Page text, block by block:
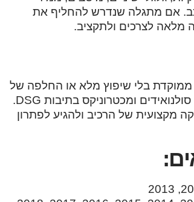
אם מתגלה שנדרש להחליף את
מלאה לצרכים ולתקציב.
ממוקדת בלי שיפוץ מלא או החלפה של
גיר שלם. אנו מבצעים תיקון או החלפה של רכיבים כמו מוח גיר, מחשב גיר, סולנואידים ומכטרוניקס בתיבות DSG.
מקצועית של הרכיב ולהגיע לפתרון